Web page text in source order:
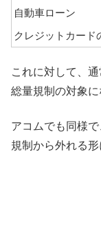
自動車ローン
クレジットカード
これに対して、
総量規制の対象に
アコムでも同様
規制から外れる形